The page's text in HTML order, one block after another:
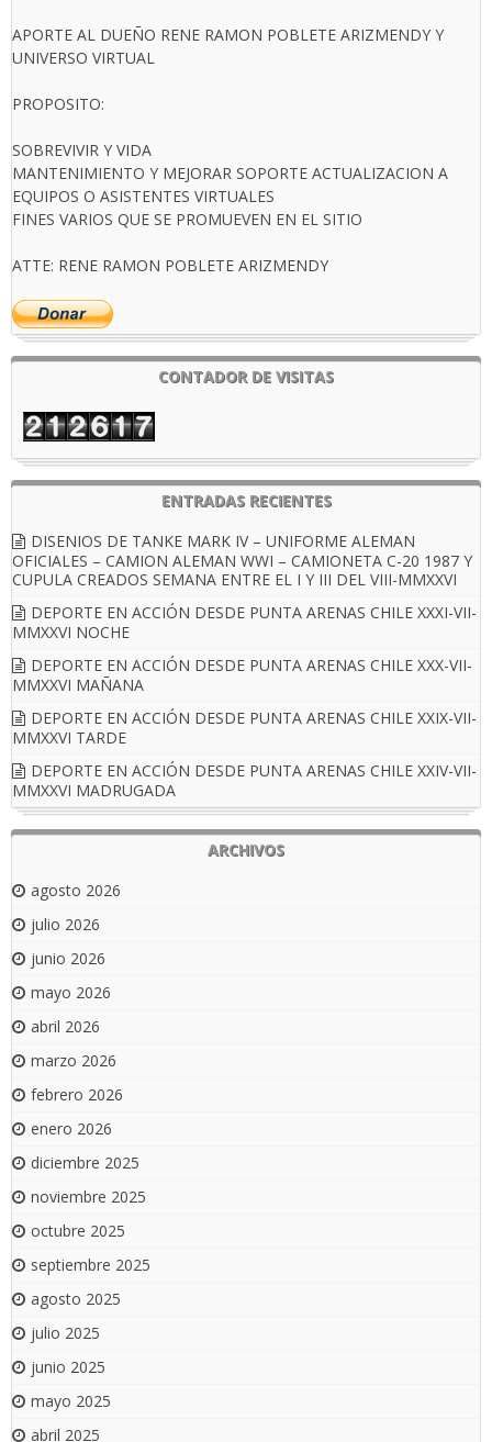
APORTE AL DUEÑO RENE RAMON POBLETE ARIZMENDY Y
UNIVERSO VIRTUAL
PROPOSITO:
SOBREVIVIR Y VIDA
MANTENIMIENTO Y MEJORAR SOPORTE ACTUALIZACION A
EQUIPOS O ASISTENTES VIRTUALES
FINES VARIOS QUE SE PROMUEVEN EN EL SITIO
ATTE: RENE RAMON POBLETE ARIZMENDY
CONTADOR DE VISITAS
ENTRADAS RECIENTES
DISENIOS DE TANKE MARK IV – UNIFORME ALEMAN
OFICIALES – CAMION ALEMAN WWI – CAMIONETA C-20 1987 Y
CUPULA CREADOS SEMANA ENTRE EL I Y III DEL VIII-MMXXVI
DEPORTE EN ACCIÓN DESDE PUNTA ARENAS CHILE XXXI-VII-
MMXXVI NOCHE
DEPORTE EN ACCIÓN DESDE PUNTA ARENAS CHILE XXX-VII-
MMXXVI MAÑANA
DEPORTE EN ACCIÓN DESDE PUNTA ARENAS CHILE XXIX-VII-
MMXXVI TARDE
DEPORTE EN ACCIÓN DESDE PUNTA ARENAS CHILE XXIV-VII-
MMXXVI MADRUGADA
ARCHIVOS
agosto 2026
julio 2026
junio 2026
mayo 2026
abril 2026
marzo 2026
febrero 2026
enero 2026
diciembre 2025
noviembre 2025
octubre 2025
septiembre 2025
agosto 2025
julio 2025
junio 2025
mayo 2025
abril 2025